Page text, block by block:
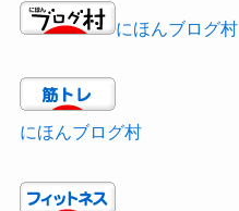
にほんブログ村
にほんブログ村